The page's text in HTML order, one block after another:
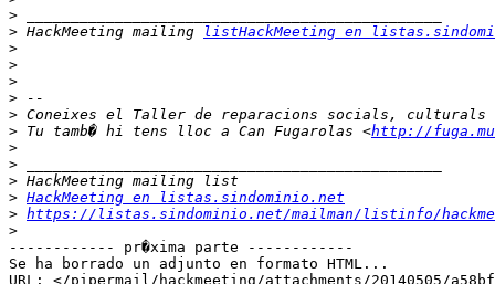
>
> HackMeeting mailing
listHackMeeting en
>
>
>
>
>
> Tu tamb� hi tens lloc a Can Fugarolas <http://
>
>
>
> HackMeeting en listas.sindominio.net
> https://listas.sindominio.net/mailman/listinfo/
>
------------ pr�xima parte ------------
Se ha borrado un adjunto en formato HTML...